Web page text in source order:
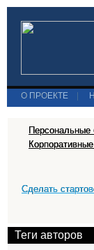
О ПРОЕКТЕ
Персональные
Сделать
Теги авторов